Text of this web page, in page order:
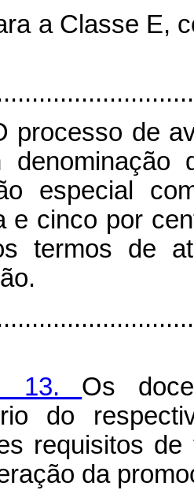
a Classe E,
processo de
denominação
especial
e cinco por
termos de
13. Os
do
requisitos
da